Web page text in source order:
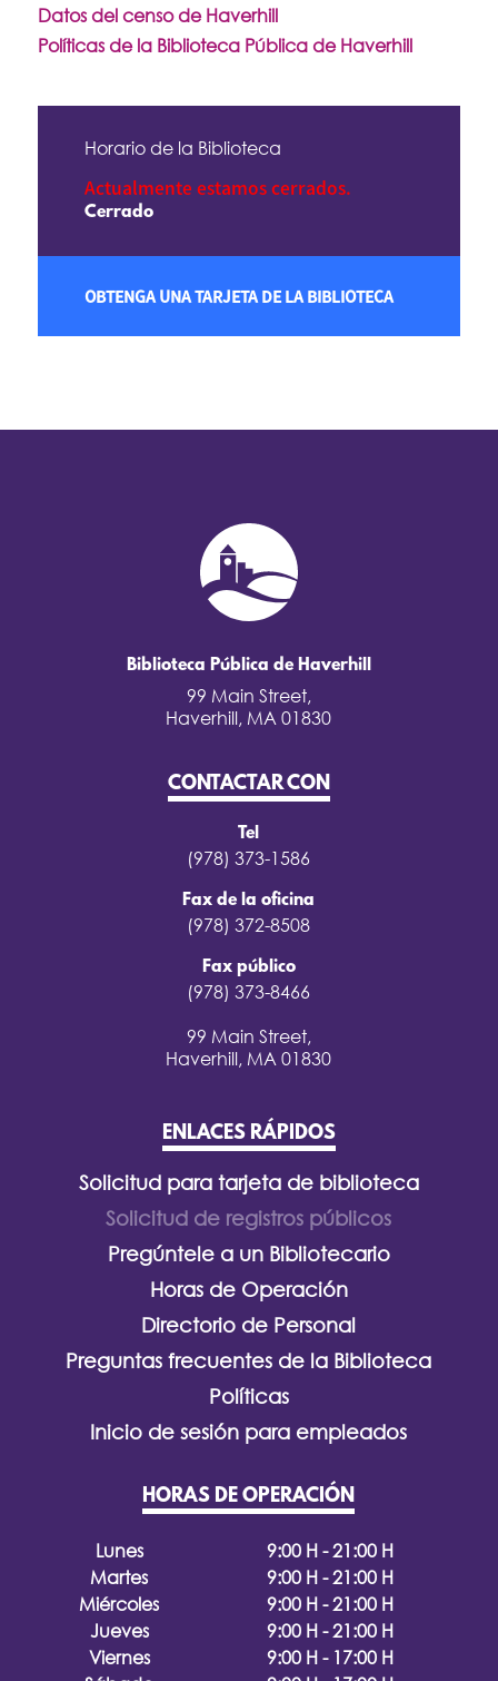
Datos del censo de Haverhill
Políticas de la Biblioteca Pública de Haverhill
Horario de la Biblioteca
Actualmente estamos cerrados.
Cerrado
OBTENGA UNA TARJETA DE LA BIBLIOTECA
Biblioteca Pública de Haverhill
99 Main Street,
Haverhill, MA 01830
CONTACTAR CON
Tel
(978) 373-1586
Fax de la oficina
(978) 372-8508
Fax público
(978) 373-8466
99 Main Street,
Haverhill, MA 01830
ENLACES RÁPIDOS
Solicitud para tarjeta de biblioteca
Solicitud de registros públicos
Pregúntele a un Bibliotecario
Horas de Operación
Directorio de Personal
Preguntas frecuentes de la Biblioteca
Políticas
Inicio de sesión para empleados
HORAS DE OPERACIÓN
Lunes
9:00 H - 21:00 H
Martes
9:00 H - 21:00 H
Miércoles
9:00 H - 21:00 H
Jueves
9:00 H - 21:00 H
Viernes
9:00 H - 17:00 H